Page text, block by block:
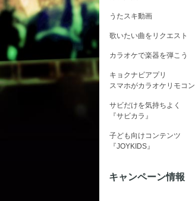
うたスキ動画
歌いたい曲をリクエスト
カラオケで楽器を弾こう
キョクナビアプリ
スマホがカラオケリモコン
サビだけを気持ちよく
『サビカラ』
子ども向けコンテンツ
『JOYKIDS』
キャンペーン情報